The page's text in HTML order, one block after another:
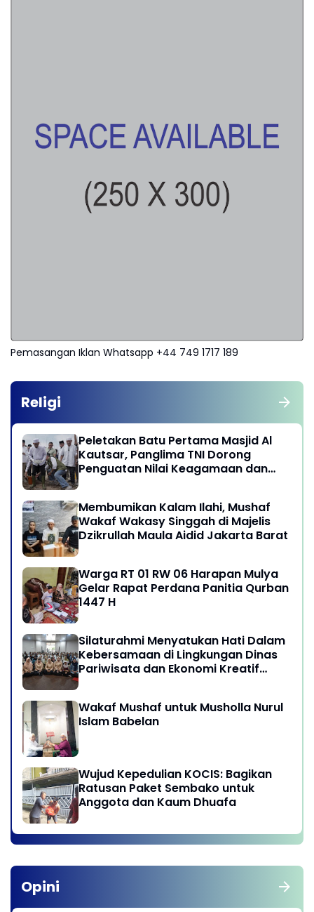
Pemasangan Iklan Whatsapp +44 749 1717 189
Religi
Peletakan Batu Pertama Masjid Al
Kautsar, Panglima TNI Dorong
Penguatan Nilai Keagamaan dan
Membumikan Kalam Ilahi, Mushaf
Wakaf Wakasy Singgah di Majelis
Dzikrullah Maula Aidid Jakarta Barat
Warga RT 01 RW 06 Harapan Mulya
Gelar Rapat Perdana Panitia Qurban
1447 H
Silaturahmi Menyatukan Hati Dalam
Kebersamaan di Lingkungan Dinas
Pariwisata dan Ekonomi Kreatif
Wakaf Mushaf untuk Musholla Nurul
Islam Babelan
Wujud Kepedulian KOCIS: Bagikan
Ratusan Paket Sembako untuk
Anggota dan Kaum Dhuafa
Opini